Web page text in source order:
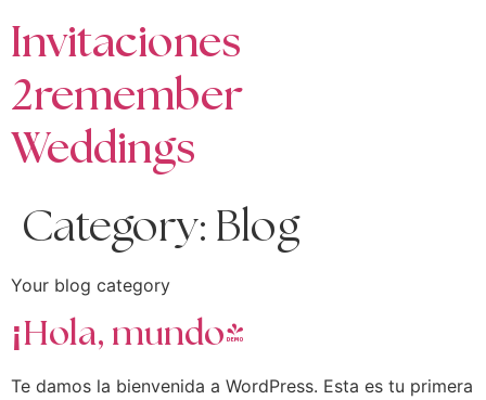
Invitaciones
2remember
Weddings
Category: Blog
Your blog category
¡Hola, mundo!
Te damos la bienvenida a WordPress. Esta es tu primera